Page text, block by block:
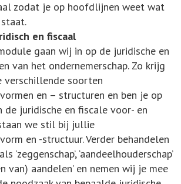
zodat je op hoofdlijnen weet wat
en fiscaal
gaan wij in op de juridische en
van het ondernemerschap. Zo krijg
verschillende soorten
en – structuren en ben je op
de juridische en fiscale voor- en
we stil bij jullie
en -structuur. Verder behandelen
‘zeggenschap’, ‘aandeelhouderschap’
van) aandelen’ en nemen wij je mee